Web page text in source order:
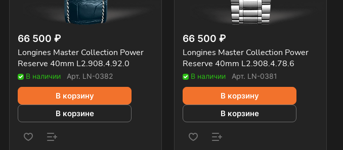
66 500 ₽
Longines Master Collection Power
Reserve 40mm L2.908.4.92.0
В наличии Арт. LN-0382
В корзину
В корзине
66 500 ₽
Longines Master Collection Power
Reserve 40mm L2.908.4.78.6
В наличии Арт. LN-0381
В корзину
В корзине